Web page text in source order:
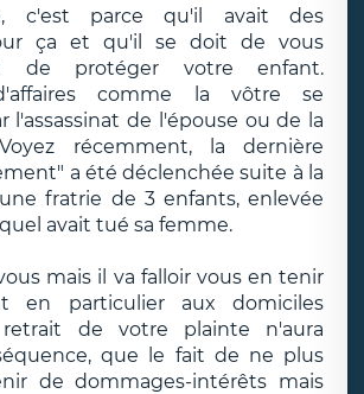
c'est parce qu'il avait des
ça et qu'il se doit de vous
de protéger votre enfant.
comme la vôtre se
l'assassinat de l'épouse ou de la
récemment, la dernière
a été déclenchée suite à la
fratrie de 3 enfants, enlevée
avait tué sa femme.
mais il va falloir vous en tenir
en particulier aux domiciles
retrait de votre plainte n'aura
que le fait de ne plus
de dommages-intérêts mais